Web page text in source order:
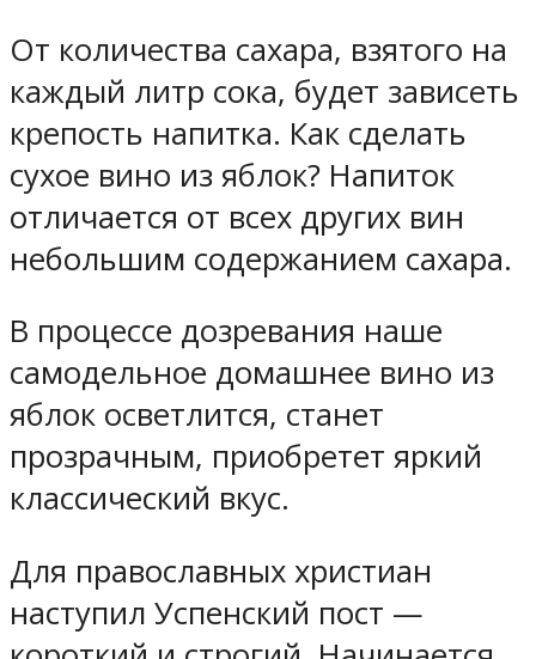
От количества сахара, взятого на
каждый литр сока, будет зависеть
крепость напитка. Как сделать
сухое вино из яблок? Напиток
отличается от всех других вин
небольшим содержанием сахара.
В процессе дозревания наше
самодельное домашнее вино из
яблок осветлится, станет
прозрачным, приобретет яркий
классический вкус.
Для православных христиан
наступил Успенский пост —